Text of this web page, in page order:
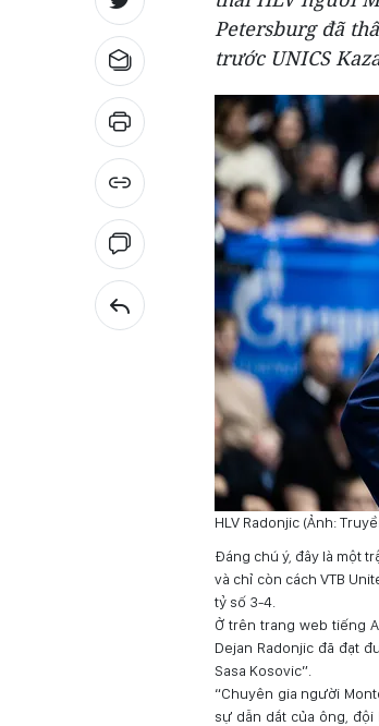
Petersburg đã
trước UNICS
HLV Radonjic (Ảnh:
Đáng chú ý, đây là một
và chỉ còn cách VTB
tỷ số 3-4.
Ở trên trang web tiếng
Dejan Radonjic đã đạt
Sasa Kosovic”.
“Chuyên gia người
sự dẫn dắt của ông,